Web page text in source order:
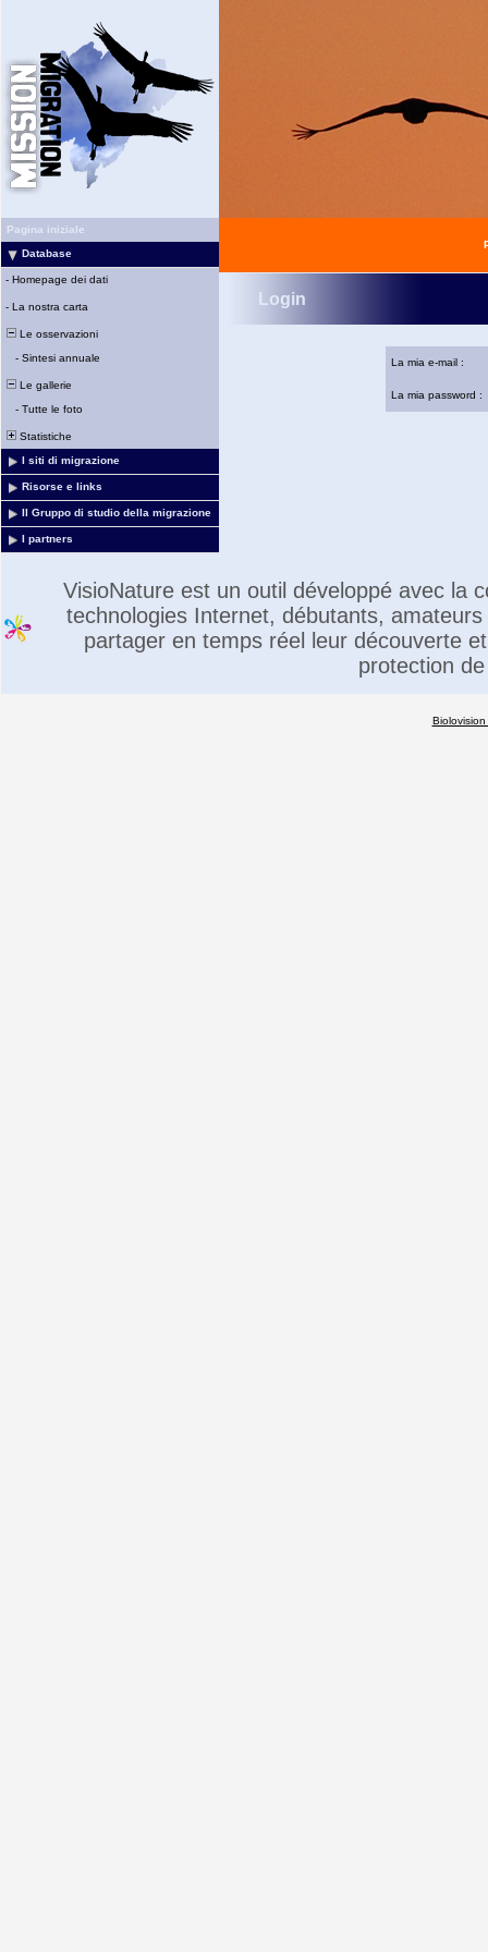
Pagina iniziale
Database
- Homepage dei dati
- La nostra carta
Le osservazioni
- Sintesi annuale
Le gallerie
- Tutte le foto
Statistiche
I siti di migrazione
Risorse e links
Il Gruppo di studio della migrazione
I partners
Login
La mia e-mail :
La mia password :
VisioNature est un outil développé avec la
technologies Internet, débutants,
partager en temps réel leur découverte
protection
Biolovision